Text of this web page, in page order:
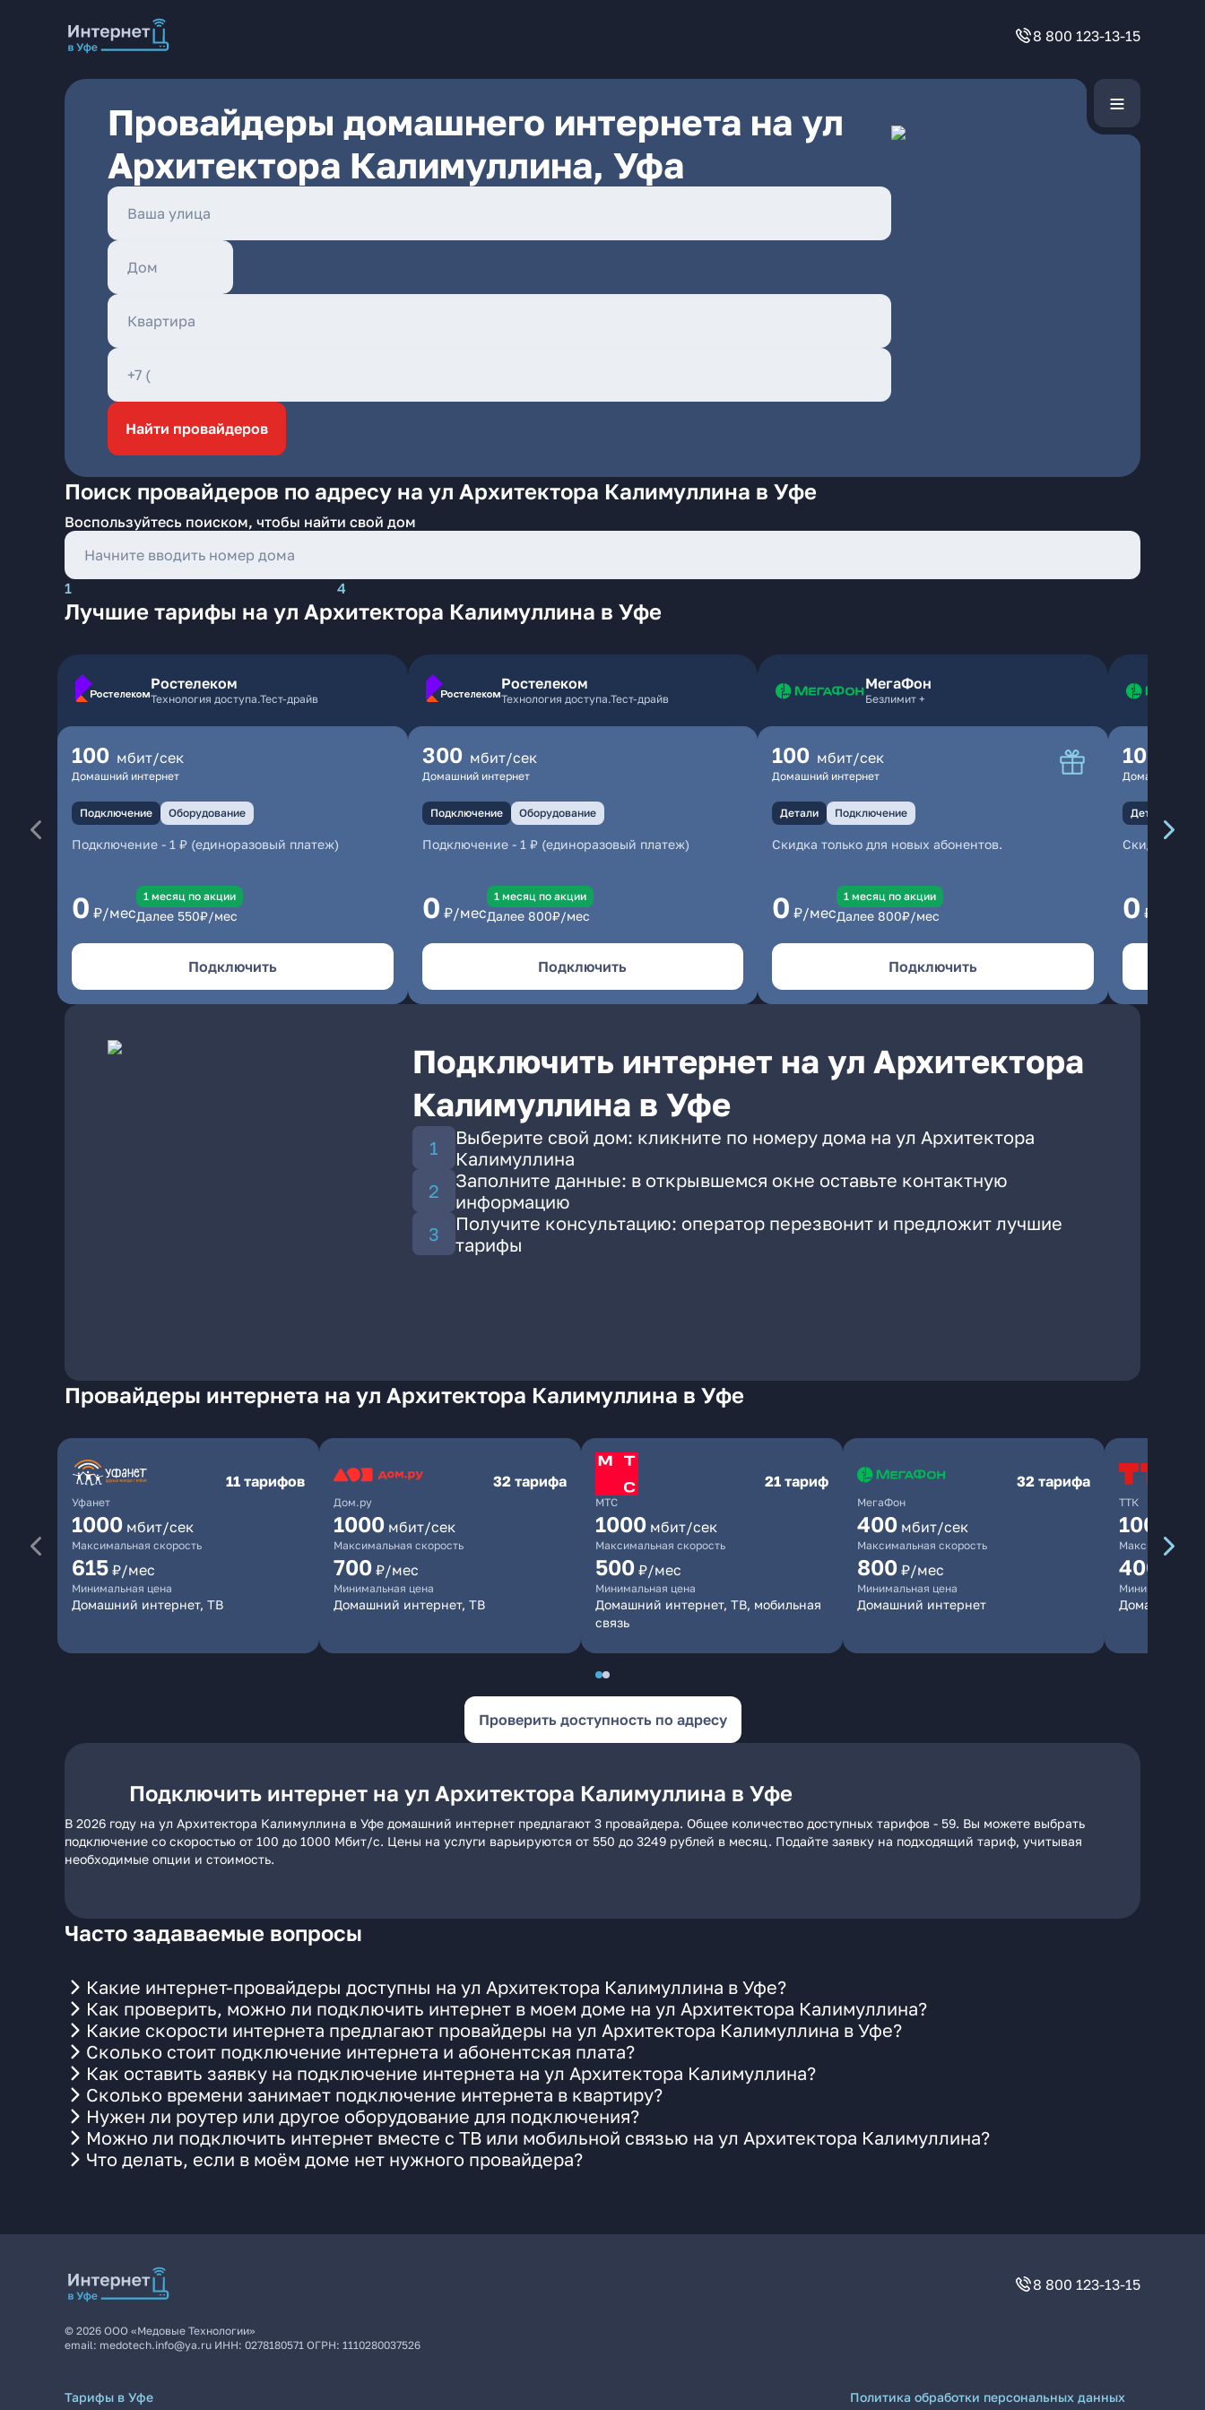
8 800 123-13-15
Провайдеры домашнего интернета на ул
Архитектора Калимуллина, Уфа
Найти провайдеров
Поиск провайдеров по адресу на ул Архитектора Калимуллина в Уфе
Воспользуйтесь поиском, чтобы найти свой дом
1 4
Лучшие тарифы на ул Архитектора Калимуллина в Уфе
Ростелеком
Технология доступа.Тест-драйв
100 мбит/сек
Домашний интернет
Подключение Оборудование
Подключение - 1 ₽ (единоразовый платеж)
0 ₽/мес
1 месяц по акции
Далее 550₽/мес
Подключить
Ростелеком
Технология доступа.Тест-драйв
300 мбит/сек
Домашний интернет
Подключение Оборудование
Подключение- 1 ₽ (единоразовый платеж)
0 ₽/мес
1 месяц по акции
Далее 800₽/мес
Подключить
МегаФон
Безлимит +
100 мбит/сек
Домашний интернет
Детали Подключение
Скидка только для новых абонентов.
0 ₽/мес
1 месяц по акции
Далее 800₽/мес
Подключить
100
Домашний
Детали
Скидка
0 ₽/мес
Подключить интернет на ул Архитектора
Калимуллина в Уфе
Выберите свой дом: кликните по номеру дома на ул Архитектора
Калимуллина
Заполните данные: в открывшемся окне оставьте контактную
информацию
Получите консультацию: оператор перезвонит и предложит лучшие
тарифы
Провайдеры интернета на ул Архитектора Калимуллина в Уфе
Уфанет
11 тарифов
1000 мбит/сек
Максимальная скорость
615 ₽/мес
Минимальная цена
Домашний интернет, ТВ
Дом.ру
32 тарифа
1000 мбит/сек
Максимальная скорость
700 ₽/мес
Минимальная цена
Домашний интернет, ТВ
МТС
21 тариф
1000 мбит/сек
Максимальная скорость
500 ₽/мес
Минимальная цена
Домашний интернет, ТВ, мобильная
связь
МегаФон
32 тарифа
400 мбит/сек
Максимальная скорость
800 ₽/мес
Минимальная цена
Домашний интернет
ТТК
100
Максимальная
400
Минимальная
Домашний
Проверить доступность по адресу
Подключить интернет на ул Архитектора Калимуллина в Уфе
В 2026 году на ул Архитектора Калимуллина в Уфе домашний интернет предлагают 3 провайдера. Общее количество доступных тарифов - 59. Вы можете выбрать
подключение со скоростью от 100 до 1000 Мбит/с. Цены на услуги варьируются от 550 до 3249 рублей в месяц. Подайте заявку на подходящий тариф, учитывая
необходимые опции и стоимость.
Часто задаваемые вопросы
Какие интернет-провайдеры доступны на ул Архитектора Калимуллина в Уфе?
Как проверить, можно ли подключить интернет в моем доме на ул Архитектора Калимуллина?
Какие скорости интернета предлагают провайдеры на ул Архитектора Калимуллина в Уфе?
Сколько стоит подключение интернета и абонентская плата?
Как оставить заявку на подключение интернета на ул Архитектора Калимуллина?
Сколько времени занимает подключение интернета в квартиру?
Нужен ли роутер или другое оборудование для подключения?
Можно ли подключить интернет вместе с ТВ или мобильной связью на ул Архитектора Калимуллина?
Что делать, если в моём доме нет нужного провайдера?
8 800 123-13-15
© 2026 ООО «Медовые Технологии»
email: medotech.info@ya.ru ИНН: 0278180571 ОГРН: 1110280037526
Тарифы в Уфе
Политика обработки персональных данных